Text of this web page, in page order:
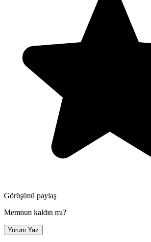
Görüşünü paylaş
Memnun kaldın mı?
Yorum Yaz